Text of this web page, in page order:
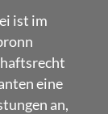
ist im
eine
an,